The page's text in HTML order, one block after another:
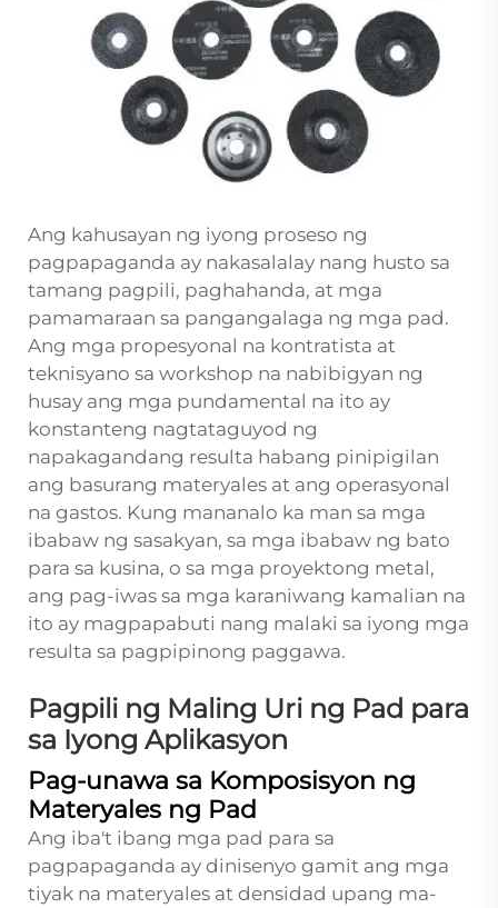
Ang kahusayan ng iyong proseso ng
pagpapaganda ay nakasalalay nang husto sa
tamang pagpili, paghahanda, at mga
pamamaraan sa pangangalaga ng mga pad.
Ang mga propesyonal na kontratista at
teknisyano sa workshop na nabibigyan ng
husay ang mga pundamental na ito ay
konstanteng nagtataguyod ng
napakagandang resulta habang pinipigilan
ang basurang materyales at ang operasyonal
na gastos. Kung mananalo ka man sa mga
ibabaw ng sasakyan, sa mga ibabaw ng bato
para sa kusina, o sa mga proyektong metal,
ang pag-iwas sa mga karaniwang kamalian na
ito ay magpapabuti nang malaki sa iyong mga
resulta sa pagpipinong paggawa.
Pagpili ng Maling Uri ng Pad para
sa Iyong Aplikasyon
Pag-unawa sa Komposisyon ng
Materyales ng Pad
Ang iba't ibang mga pad para sa
pagpapaganda ay dinisenyo gamit ang mga
tiyak na materyales at densidad upang ma-